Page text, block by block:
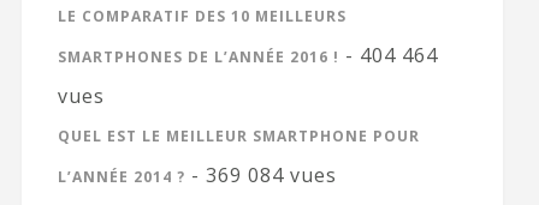
LE COMPARATIF DES 10 MEILLEURS
SMARTPHONES DE L’ANNÉE 2016 ! - 404 464
vues
QUEL EST LE MEILLEUR SMARTPHONE POUR
L’ANNÉE 2014 ? - 369 084 vues